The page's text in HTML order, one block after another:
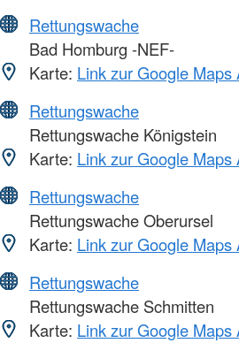
Rettungswache
Bad Homburg -NEF-
Karte: Link zur Google Maps
Rettungswache
Rettungswache Königstein
Karte: Link zur Google Maps
Rettungswache
Rettungswache Oberursel
Karte: Link zur Google Maps
Rettungswache
Rettungswache Schmitten
Karte: Link zur Google Maps